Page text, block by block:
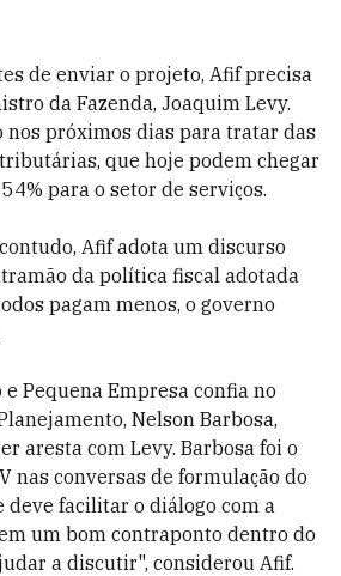
de enviar o projeto, Afif precisa
da Fazenda, Joaquim Levy.
nos próximos dias para tratar das
que hoje podem chegar
para o setor de serviços.
Afif adota um discurso
da política fiscal adotada
pagam menos, o governo
Pequena Empresa confia no
Nelson Barbosa,
aresta com Levy. Barbosa foi o
nas conversas de formulação do
deve facilitar o diálogo com a
um bom contraponto dentro do
a discutir", considerou Afif.